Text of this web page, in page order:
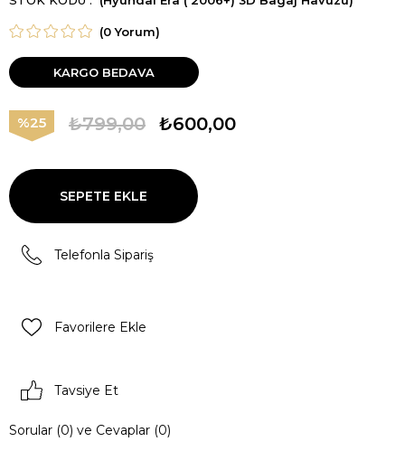
(0 Yorum)
KARGO BEDAVA
25 ₺799,00 ₺600,00
Telefonla Sipariş
Favorilere Ekle
Tavsiye Et
Sorular (0) ve Cevaplar (0)